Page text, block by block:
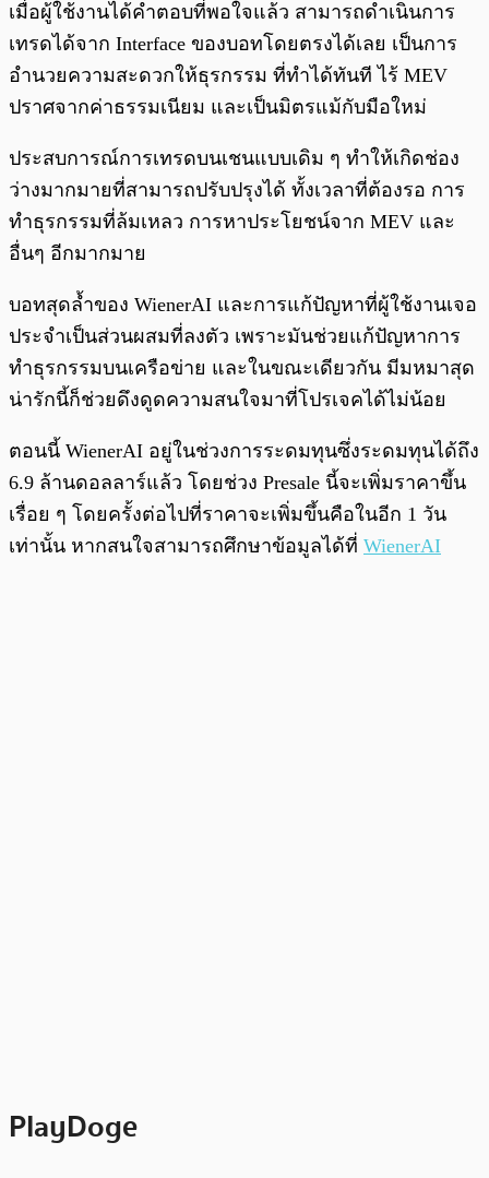
เมื่อผู้ใช้งานได้คำตอบที่พอใจแล้ว สามารถดำเนินการ
เทรดได้จาก Interface ของบอทโดยตรงได้เลย เป็นการ
อำนวยความสะดวกให้ธุรกรรม ที่ทำได้ทันที ไร้ MEV
ปราศจากค่าธรรมเนียม และเป็นมิตรแม้กับมือใหม่
ประสบการณ์การเทรดบนเชนแบบเดิม ๆ ทำให้เกิดช่อง
ว่างมากมายที่สามารถปรับปรุงได้ ทั้งเวลาที่ต้องรอ การ
ทำธุรกรรมที่ล้มเหลว การหาประโยชน์จาก MEV และ
อื่นๆ อีกมากมาย
บอทสุดล้ำของ WienerAI และการแก้ปัญหาที่ผู้ใช้งานเจอ
ประจำเป็นส่วนผสมที่ลงตัว เพราะมันช่วยแก้ปัญหาการ
ทำธุรกรรมบนเครือข่าย และในขณะเดียวกัน มีมหมาสุด
น่ารักนี้ก็ช่วยดึงดูดความสนใจมาที่โปรเจคได้ไม่น้อย
ตอนนี้ WienerAI อยู่ในช่วงการระดมทุนซึ่งระดมทุนได้ถึง
6.9 ล้านดอลลาร์แล้ว โดยช่วง Presale นี้จะเพิ่มราคาขึ้น
เรื่อย ๆ โดยครั้งต่อไปที่ราคาจะเพิ่มขึ้นคือในอีก 1 วัน
เท่านั้น หากสนใจสามารถศึกษาข้อมูลได้ที่ WienerAI
PlayDoge